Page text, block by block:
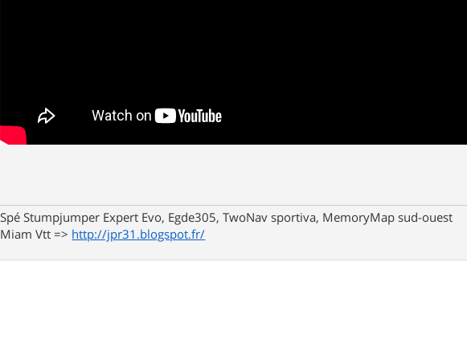
Spé Stumpjumper Expert Evo, Egde305, TwoNav sportiva, MemoryMap sud-ouest
Miam Vtt => http://jpr31.blogspot.fr/